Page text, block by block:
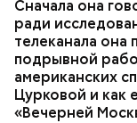
Сначала она
ради
телеканала она
подрывной
американских
Цурковой и как
«Вечерней
правильно».